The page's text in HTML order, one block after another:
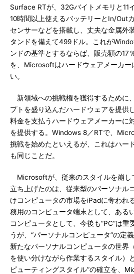
Surface RTが、32Gバイトメモリと11
10時間以上使えるバッテリーとIn/Out
センサーなどを搭載し、丈夫な金属外
タンドを備えて499ドル。これが
ンドの基準とするならば、販売額の17
を、Microsoftはハードウェアメーカー
い。
新領域への挑戦権を獲得するために
プトを盛り込んだハードウェアを提供
料金を支払うハードウェアメーカーに
を提供する。Windows 8／RTで、
挑戦を始めたといえるが、これはハー
も同じことだ。
Microsoftが、従来のスタイルを崩し
立ち上げたのは、従来型のパーソナル
けコンピュータの市場をiPadに奪われ
務用のコンピュータ端末として、ある
コンピュータとして、今後も“PC”は重
うが、“パーソナルコンピュータ”の定
新たなパーソナルコンピュータの世界
を使い分けながら作業するスタイル）
ピューティングスタイル”の確立を、